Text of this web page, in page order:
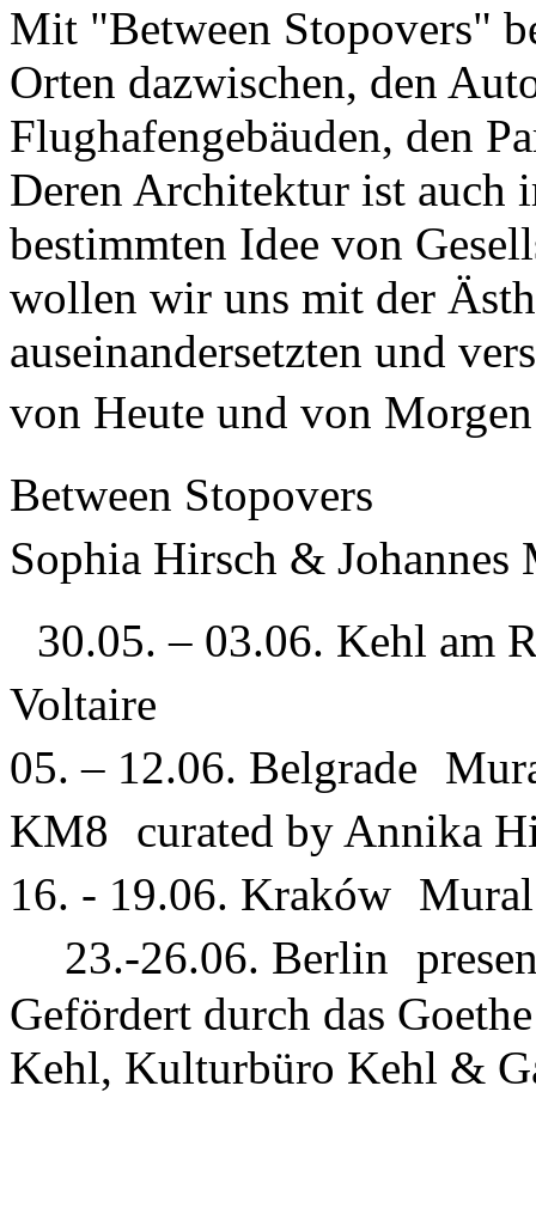
Mit "Between Stopovers"
Orten dazwischen, den
Flughafengebäuden, den
Deren Architektur ist auch
bestimmten Idee von
wollen wir uns mit der
auseinandersetzten und
von Heute und von
Between Stopovers
Sophia Hirsch &
30.05. – 03.06. Kehl am
Voltaire
05. – 12.06. Belgrade
KM8 curated by Annika
16. - 19.06. Kraków
23.-26.06. Berlin
Gefördert durch das
Kehl, Kulturbüro Kehl &